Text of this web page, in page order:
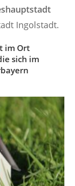
Ingolstadt.
im Ort
sich im